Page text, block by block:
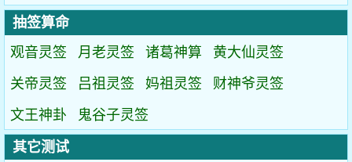
抽签算命
观音灵签
月老灵签 诸葛神算
黄大仙灵签
关帝灵签
吕祖灵签 妈祖灵签
财神爷灵签
文王神卦
鬼谷子灵签
其它测试